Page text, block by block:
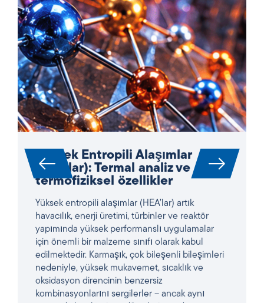
Yüksek Entropili Alaşımlar
(HEA’lar): Termal analiz ve
termofiziksel özellikler
havacılık, enerji üretimi, türbinler ve reaktör
yapımında yüksek performanslı uygulamalar
için önemli bir malzeme sınıfı olarak kabul
edilmektedir. Karmaşık, çok bileşenli bileşimleri
nedeniyle, yüksek mukavemet, sıcaklık ve
oksidasyon direncinin benzersiz
kombinasyonlarını sergilerler – ancak aynı
zamanda karakterize edilmeleri son derece